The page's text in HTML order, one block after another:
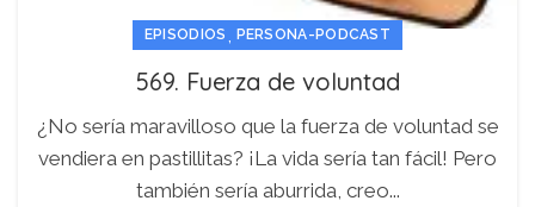
EPISODIOS , PERSONA-PODCAST
569. Fuerza de voluntad
¿No sería maravilloso que la fuerza de voluntad se
vendiera en pastillitas? ¡La vida sería tan fácil! Pero
también sería aburrida, creo...